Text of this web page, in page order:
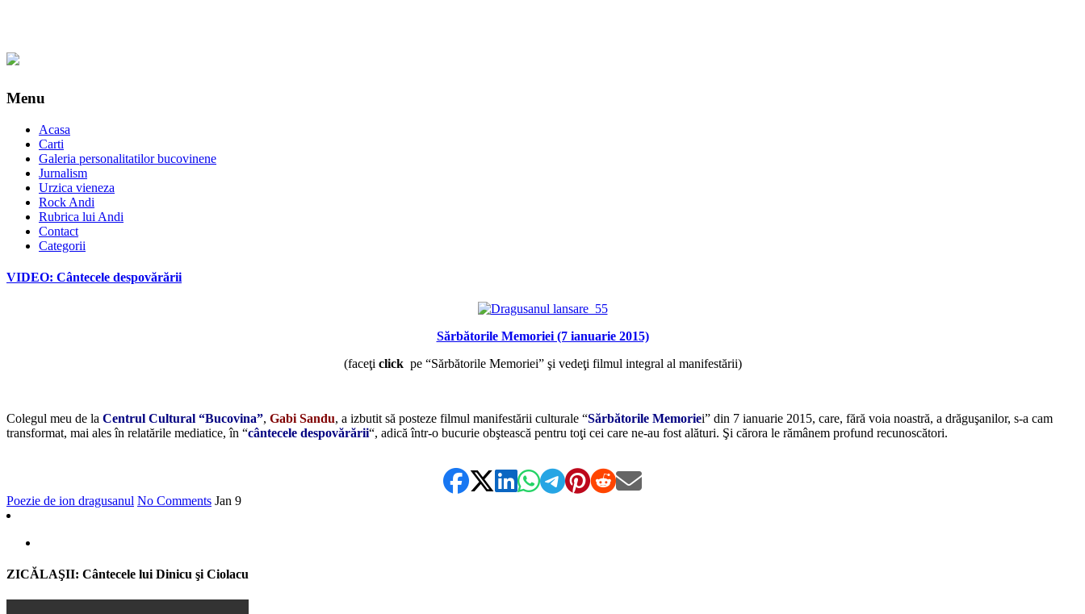
Menu
Acasa
Carti
Galeria personalitatilor bucovinene
Jurnalism
Urzica vieneza
Rock Andi
Rubrica lui Andi
Contact
Categorii
VIDEO: Cântecele despovărării
Sărbătorile Memoriei (7 ianuarie 2015)
(faceţi clickpe “Sărbătorile Memoriei” şi vedeţi filmul integral al manifestării)
Colegul meu de la Centrul Cultural “Bucovina”, Gabi Sandu, a izbutit să posteze filmul manifestării culturale “Sărbătorile Memoriei” din 7 ianuarie 2015, care, fără voia noastră, a drăguşanilor, s-a cam
transformat, mai ales în relatările mediatice, în “cântecele despovărării“, adică într-o bucurie obştească pentru toţi cei care ne-au fost alături. Şi cărora le rămânem profund recunoscători.
Poezie de ion dragusanul No Comments Jan 9
ZICĂLAŞII: Cântecele lui Dinicu şi Ciolacu